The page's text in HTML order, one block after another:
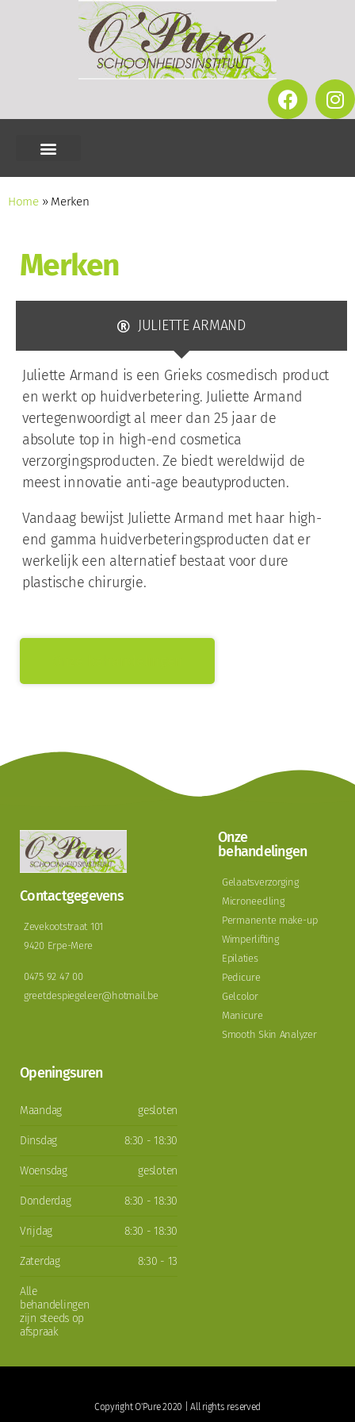
Home» Merken
Merken
JULIETTE ARMAND
Juliette Armand is een Grieks cosmedisch product
en werkt op huidverbetering. Juliette Armand
vertegenwoordigt al meer dan 25 jaar de
absolute top in high-end cosmetica
verzorgingsproducten. Ze biedt wereldwijd de
meest innovatie anti-age beautyproducten.
Vandaag bewijst Juliette Armand met haar high-
end gamma huidverbeteringsproducten dat er
werkelijk een alternatief bestaat voor dure
plastische chirurgie.
Contactgegevens
Zevekootstraat 101
9420 Erpe-Mere
0475 92 47 00
greetdespiegeleer@hotmail.be
Onze
behandelingen
Gelaatsverzorging
Microneedling
Permanente make-up
Wimperlifting
Epilaties
Pedicure
Gelcolor
Manicure
Smooth Skin Analyzer
Openingsuren
Maandag gesloten
Dinsdag 8:30 - 18:30
Woensdag gesloten
Donderdag 8:30 - 18:30
Vrijdag 8:30 - 18:30
Zaterdag 8:30 - 13
Alle
behandelingen
zijn steeds op
afspraak
Copyright O'Pure 2020 | All rights reserved